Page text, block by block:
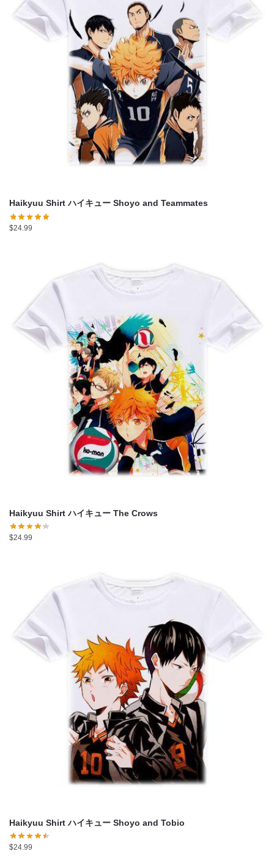
Haikyuu Shirt ハイキュー Shoyo and Teammates
$24.99
Haikyuu Shirt ハイキュー The Crows
$24.99
Haikyuu Shirt ハイキュー Shoyo and Tobio
$24.99